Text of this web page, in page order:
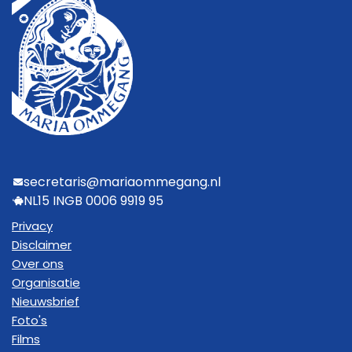
secretaris@mariaommegang.nl
NL15 INGB 0006 9919 95
Privacy
Disclaimer
Over ons
Organisatie
Nieuwsbrief
Foto's
Films